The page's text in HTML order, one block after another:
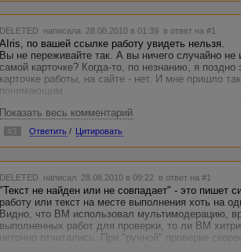
DELETED написала 28.08.2010 в 01:39 в ответ на #1
AIris, по вашей ссылке работу увидеть нельзя.
Вы не переживайте так. А вы ничего случайно
самой карточке? Когда-то, по незнанию, я
карточке работы, на сайте - нет. И мне пришло
понимающим.
Показать весь комментарий
#3 Ответить / Цитировать
DELETED написал 28.08.2010 в 09:22 в ответ на #1
"Текст не найден или не совпадает" - это пишет
работу или текст на месте выполнения хоть на
Видно, что ВМ использовал мультимодерацию,
выполненных работ для проверки, то ли ВМ
неточно отчитались. При "ручной" проверке